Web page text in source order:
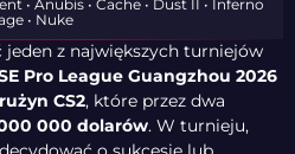
• Anubis • Cache • Dust II • Inferno
• Nuke
z największych turniejów
Pro League Guangzhou 2026
CS2, które przez dwa
000 dolarów. W turnieju,